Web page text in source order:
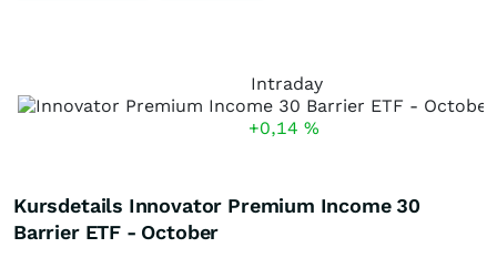
Intraday
+0,14 %
Kursdetails Innovator Premium Income 30
Barrier ETF - October